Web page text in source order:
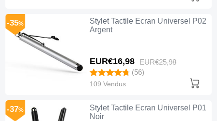
Stylet Tactile Ecran Universel P02
Argent
EUR€16,98 EUR€25,98
-35%
(56)
109 Vendus
Stylet Tactile Ecran Universel P01
Noir
-37%